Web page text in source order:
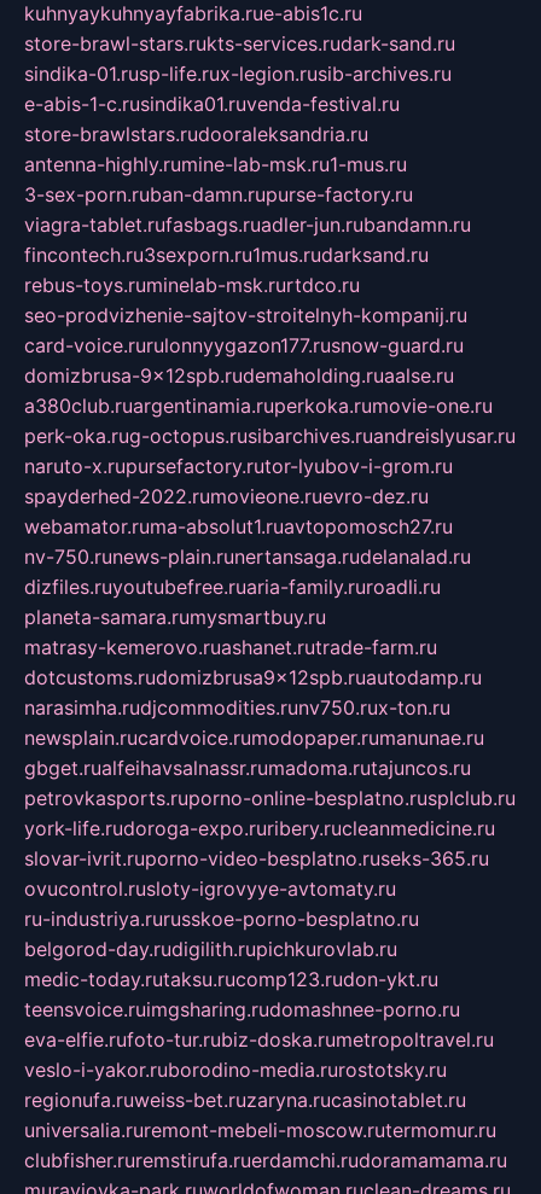
kuhnyaykuhnyayfabrika.rue-abis1c.ru
store-brawl-stars.rukts-services.rudark-sand.ru
sindika-01.rusp-life.rux-legion.rusib-archives.ru
e-abis-1-c.rusindika01.ruvenda-festival.ru
store-brawlstars.rudooraleksandria.ru
antenna-highly.rumine-lab-msk.ru1-mus.ru
3-sex-porn.ruban-damn.rupurse-factory.ru
viagra-tablet.rufasbags.ruadler-jun.rubandamn.ru
fincontech.ru3sexporn.ru1mus.rudarksand.ru
rebus-toys.ruminelab-msk.rurtdco.ru
seo-prodvizhenie-sajtov-stroitelnyh-kompanij.ru
card-voice.rurulonnyygazon177.rusnow-guard.ru
domizbrusa-9x12spb.rudemaholding.ruaalse.ru
a380club.ruargentinamia.ruperkoka.rumovie-one.ru
perk-oka.rug-octopus.rusibarchives.ruandreislyusar.ru
naruto-x.rupursefactory.rutor-lyubov-i-grom.ru
spayderhed-2022.rumovieone.ruevro-dez.ru
webamator.ruma-absolut1.ruavtopomosch27.ru
nv-750.runews-plain.runertansaga.rudelanalad.ru
dizfiles.ruyoutubefree.ruaria-family.ruroadli.ru
planeta-samara.rumysmartbuy.ru
matrasy-kemerovo.ruashanet.rutrade-farm.ru
dotcustoms.rudomizbrusa9x12spb.ruautodamp.ru
narasimha.rudjcommodities.runv750.rux-ton.ru
newsplain.rucardvoice.rumodopaper.rumanunae.ru
gbget.rualfeihavsalnassr.rumadoma.rutajuncos.ru
petrovkasports.ruporno-online-besplatno.rusplclub.ru
york-life.rudoroga-expo.ruribery.rucleanmedicine.ru
slovar-ivrit.ruporno-video-besplatno.ruseks-365.ru
ovucontrol.rusloty-igrovyye-avtomaty.ru
ru-industriya.rurusskoe-porno-besplatno.ru
belgorod-day.rudigilith.rupichkurovlab.ru
medic-today.rutaksu.rucomp123.rudon-ykt.ru
teensvoice.ruimgsharing.rudomashnee-porno.ru
eva-elfie.rufoto-tur.rubiz-doska.rumetropoltravel.ru
veslo-i-yakor.ruborodino-media.rurostotsky.ru
regionufa.ruweiss-bet.ruzaryna.rucasinotablet.ru
universalia.ruremont-mebeli-moscow.rutermomur.ru
clubfisher.ruremstirufa.ruerdamchi.rudoramamama.ru